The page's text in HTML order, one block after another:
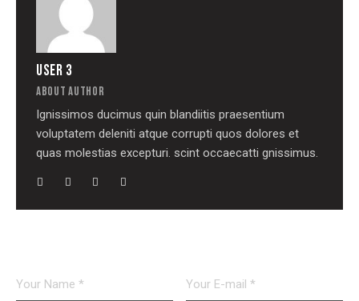
USER 3
ABOUT AUTHOR
Ignissimos ducimus quin blandiitis praesentium
voluptatem deleniti atque corrupti quos dolores et
quas molestias excepturi. scint occaecatti gnissimus.